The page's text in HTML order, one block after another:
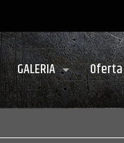
GALERIA Oferta